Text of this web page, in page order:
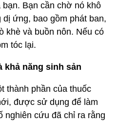
bạn. Bạn cần chờ nó khô
ứng, bao gồm phát ban,
khè và buồn nôn. Nếu có
tóc lại.
khả năng sinh sản
thành phần của thuốc
được sử dụng để làm
nghiên cứu đã chỉ ra rằng